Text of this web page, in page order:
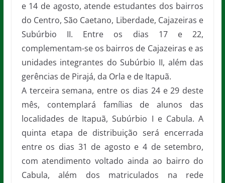
e 14 de agosto, atende estudantes dos bairros
do Centro, São Caetano, Liberdade, Cajazeiras e
Subúrbio II. Entre os dias 17 e 22,
complementam-se os bairros de Cajazeiras e as
unidades integrantes do Subúrbio II, além das
gerências de Pirajá, da Orla e de Itapuã.
A terceira semana, entre os dias 24 e 29 deste
mês, contemplará famílias de alunos das
localidades de Itapuã, Subúrbio I e Cabula. A
quinta etapa de distribuição será encerrada
entre os dias 31 de agosto e 4 de setembro,
com atendimento voltado ainda ao bairro do
Cabula, além dos matriculados na rede